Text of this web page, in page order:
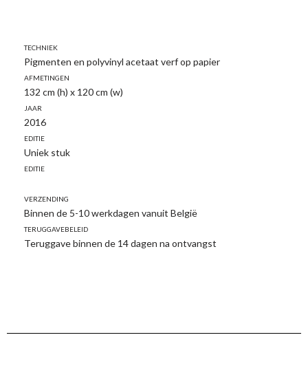
Techniek
Pigmenten en polyvinyl acetaat verf op papier
Afmetingen
132 cm (h) x 120 cm (w)
Jaar
2016
Editie
Uniek stuk
Editie
Verzending
Binnen de 5-10 werkdagen vanuit België
Teruggavebeleid
Teruggave binnen de 14 dagen na ontvangst